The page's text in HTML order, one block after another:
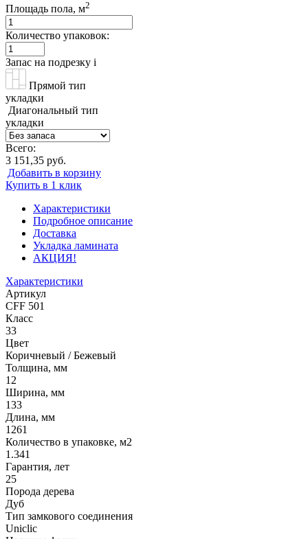
Площадь пола, м2
Количество упаковок:
Запас на подрезку i
Прямой тип
укладки
Диагональный тип
укладки
Всего:
3 151,35 руб.
Добавить в корзину
Купить в 1 клик
Характеристики
Подробное описание
Доставка
Укладка ламината
АКЦИЯ!
Характеристики
Артикул
CFF 501
Класс
33
Цвет
Коричневый / Бежевый
Толщина, мм
12
Ширина, мм
133
Длина, мм
1261
Количество в упаковке, м2
1.341
Гарантия, лет
25
Порода дерева
Дуб
Тип замкового соединения
Uniclic